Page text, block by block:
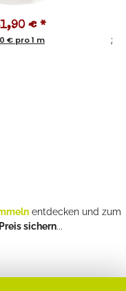
€ *
€ pro 1 m
entdecken und zum
sichern...